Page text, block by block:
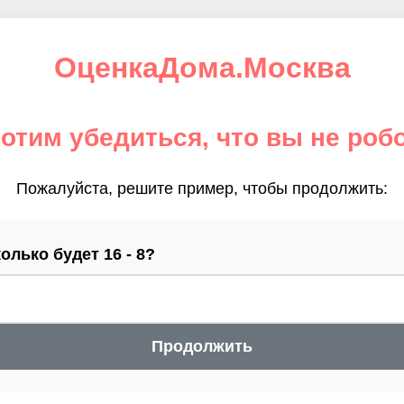
ОценкаДома.Москва
убедиться, что вы не
Пожалуйста, решите пример, чтобы продолжить:
будет 16 - 8?
Продолжить